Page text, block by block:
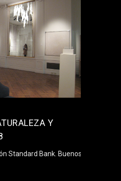
Y
Standard Bank. Buenos